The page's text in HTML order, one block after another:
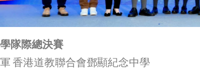
隊際總決賽
香港道教聯合會鄧顯紀念中學